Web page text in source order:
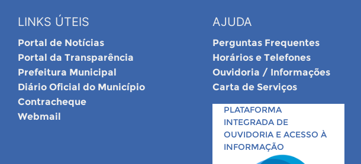
LINKS ÚTEIS
Portal de Notícias
Portal da Transparência
Prefeitura Municipal
Diário Oficial do Município
Contracheque
Webmail
AJUDA
Perguntas Frequentes
Horários e Telefones
Ouvidoria / Informações
Carta de Serviços
PLATAFORMA
INTEGRADA DE
OUVIDORIA E ACESSO À
INFORMAÇÃO